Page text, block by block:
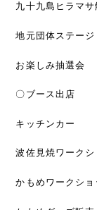
九十九島ヒラマ
地元団体ステージ
お楽しみ抽選会
〇ブース出店
キッチンカー
波佐見焼ワーク
かもめワークショ